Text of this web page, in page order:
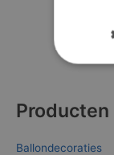
Producten
Ballondecoraties